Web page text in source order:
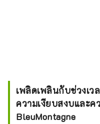
เพลิดเพลินกับช่วงเว
ความเงียบสงบและค
BleuMontagne